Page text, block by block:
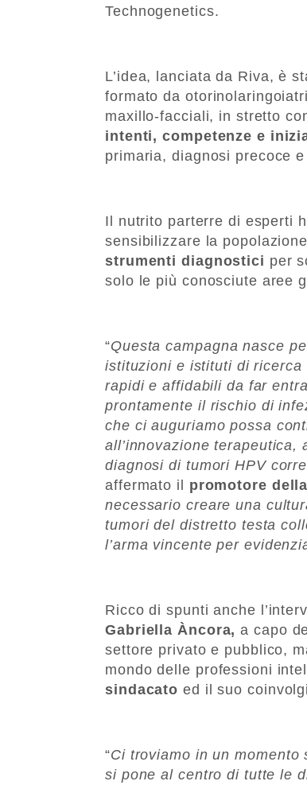
Technogenetics.
L’idea, lanciata da Riva, è
formato da
maxillo-facciali, in stretto
intenti, competenze e
primaria, diagnosi precoce
Il nutrito parterre di esperti
sensibilizzare la
strumenti diagnostici per
solo le più conosciute aree
“Questa campagna nasce
istituzioni e istituti di ricerca
rapidi e affidabili da far
prontamente il rischio di
che ci auguriamo possa
all’innovazione
diagnosi di tumori HPV
affermato il promotore
necessario creare una
tumori del distretto testa
l’arma vincente per
Ricco di spunti anche
Gabriella Àncora, a capo
settore privato e pubblico,
mondo delle professioni
sindacato ed il suo
“Ci troviamo in un
si pone al centro di tutte le